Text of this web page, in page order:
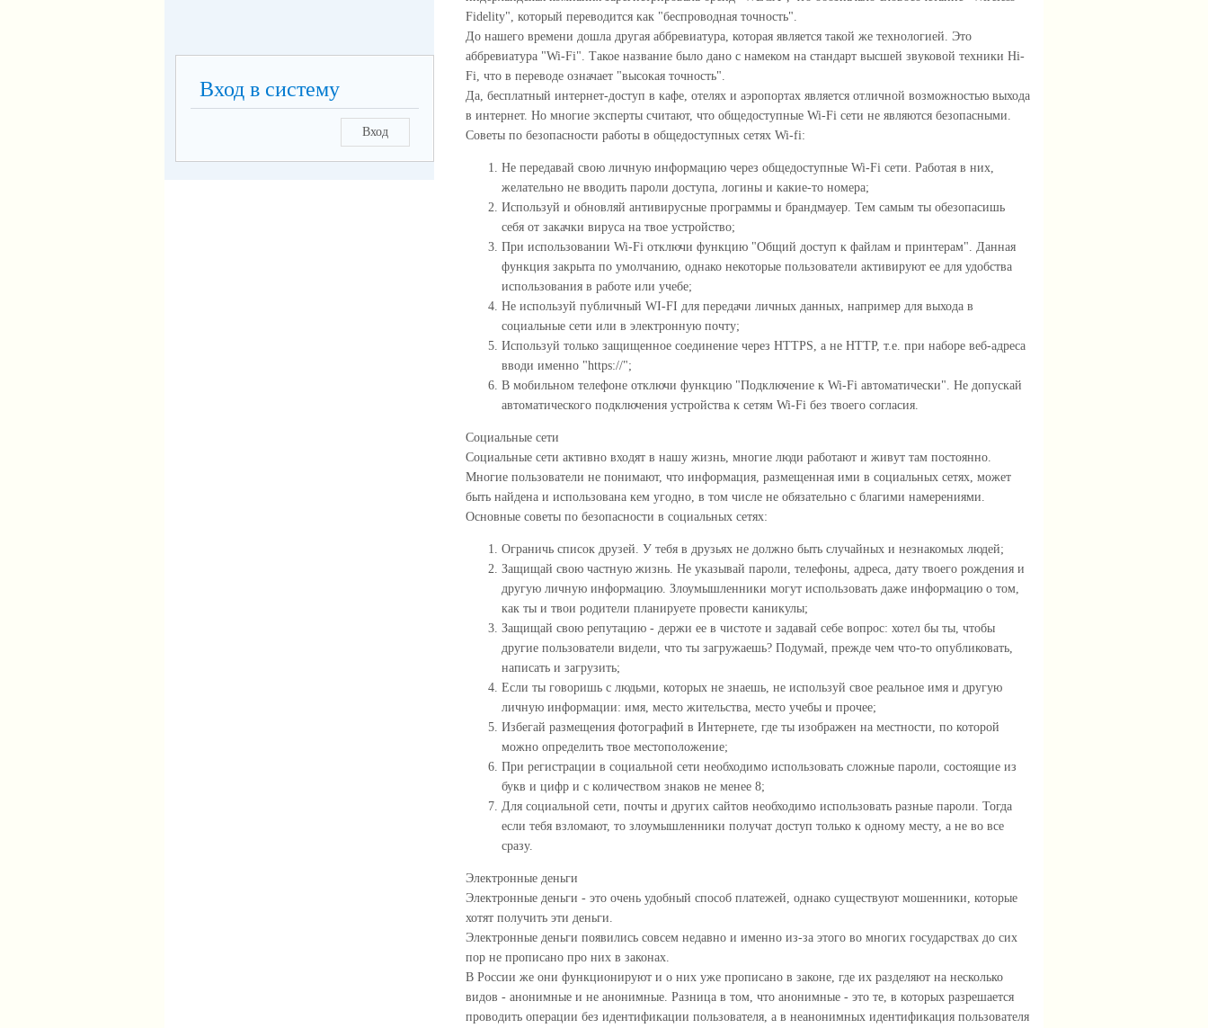
Fidelity", который переводится как "беспроводная точность".
До нашего времени дошла другая аббревиатура, которая является такой же технологией. Это
аббревиатура "Wi-Fi". Такое название было дано с намеком на стандарт высшей звуковой техники Hi-
Fi, что в переводе означает "высокая точность".
Да, бесплатный интернет-доступ в кафе, отелях и аэропортах является отличной возможностью выхода
в интернет. Но многие эксперты считают, что общедоступные Wi-Fi сети не являются безопасными.
Советы по безопасности работы в общедоступных сетях Wi-fi:
Не передавай свою личную информацию через общедоступные Wi-Fi сети. Работая в них,
желательно не вводить пароли доступа, логины и какие-то номера;
Используй и обновляй антивирусные программы и брандмауер. Тем самым ты обезопасишь
себя от закачки вируса на твое устройство;
При использовании Wi-Fi отключи функцию "Общий доступ к файлам и принтерам". Данная
функция закрыта по умолчанию, однако некоторые пользователи активируют ее для удобства
использования в работе или учебе;
Не используй публичный WI-FI для передачи личных данных, например для выхода в
социальные сети или в электронную почту;
Используй только защищенное соединение через HTTPS, а не HTTP, т.е. при наборе веб-адреса
вводи именно "https://";
В мобильном телефоне отключи функцию "Подключение к Wi-Fi автоматически". Не допускай
автоматического подключения устройства к сетям Wi-Fi без твоего согласия.
Социальные сети
Социальные сети активно входят в нашу жизнь, многие люди работают и живут там постоянно.
Многие пользователи не понимают, что информация, размещенная ими в социальных сетях, может
быть найдена и использована кем угодно, в том числе не обязательно с благими намерениями.
Основные советы по безопасности в социальных сетях:
Ограничь список друзей. У тебя в друзьях не должно быть случайных и незнакомых людей;
Защищай свою частную жизнь. Не указывай пароли, телефоны, адреса, дату твоего рождения и
другую личную информацию. Злоумышленники могут использовать даже информацию о том,
как ты и твои родители планируете провести каникулы;
Защищай свою репутацию - держи ее в чистоте и задавай себе вопрос: хотел бы ты, чтобы
другие пользователи видели, что ты загружаешь? Подумай, прежде чем что-то опубликовать,
написать и загрузить;
Если ты говоришь с людьми, которых не знаешь, не используй свое реальное имя и другую
личную информации: имя, место жительства, место учебы и прочее;
Избегай размещения фотографий в Интернете, где ты изображен на местности, по которой
можно определить твое местоположение;
При регистрации в социальной сети необходимо использовать сложные пароли, состоящие из
букв и цифр и с количеством знаков не менее 8;
Для социальной сети, почты и других сайтов необходимо использовать разные пароли. Тогда
если тебя взломают, то злоумышленники получат доступ только к одному месту, а не во все
сразу.
Электронные деньги
Электронные деньги - это очень удобный способ платежей, однако существуют мошенники, которые
хотят получить эти деньги.
Электронные деньги появились совсем недавно и именно из-за этого во многих государствах до сих
пор не прописано про них в законах.
В России же они функционируют и о них уже прописано в законе, где их разделяют на несколько
видов - анонимные и не анонимные. Разница в том, что анонимные - это те, в которых разрешается
проводить операции без идентификации пользователя, а в неанонимных идентификация пользователя
Вход в систему
Вход